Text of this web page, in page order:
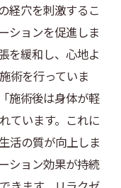
経穴を刺激するこ
ションを促進しま
を緩和し、心地よ
術を行っていま
施術後は身体が軽
ています。これに
活の質が向上しま
ション効果が持続